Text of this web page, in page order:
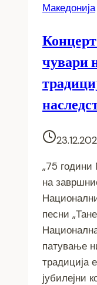
Македонија
чувари
„75 години
на
песни
патување
традиција
јубилејни